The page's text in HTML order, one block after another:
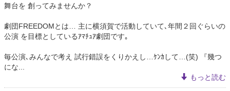
舞台を 創ってみませんか？
劇団FREEDOMとは… 主に横須賀で活動していて､年間２回ぐらいの
公演 を目標としているｱﾏﾁｭｱ劇団です｡
毎公演､みんなで考え 試行錯誤をくりかえし…ｹﾝｶして…(笑) 『幾つ
にな...
もっと読む